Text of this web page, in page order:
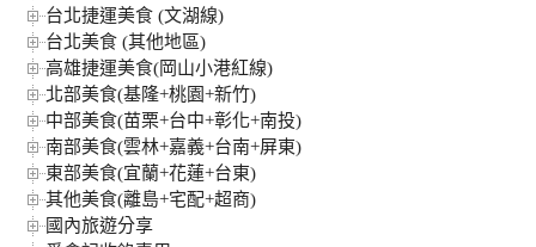
台北捷運美食 (文湖線)
台北美食 (其他地區)
高雄捷運美食(岡山小港紅線)
北部美食(基隆+桃園+新竹)
中部美食(苗栗+台中+彰化+南投)
南部美食(雲林+嘉義+台南+屏東)
東部美食(宜蘭+花蓮+台東)
其他美食(離島+宅配+超商)
國內旅遊分享